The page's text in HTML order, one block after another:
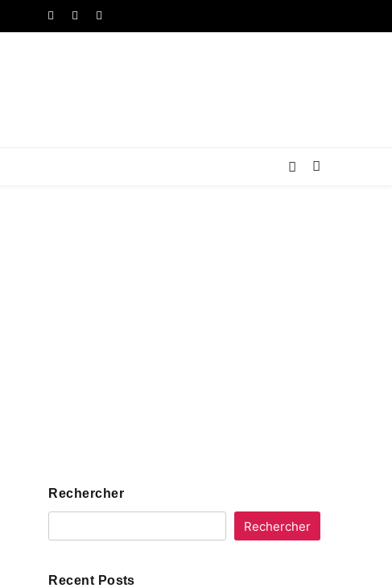
Rechercher
Rechercher
Recent Posts